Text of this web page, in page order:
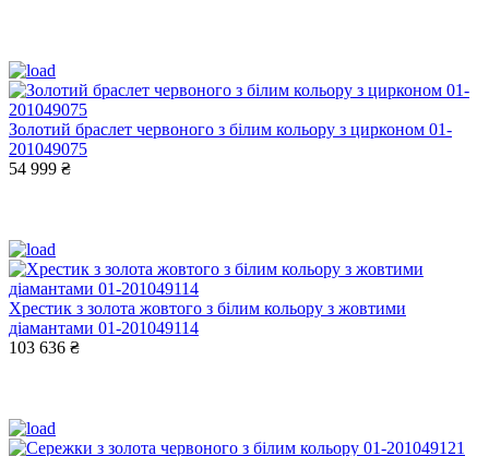
Золотий браслет червоного з білим кольору з цирконом 01-
201049075
54 999 ₴
Хрестик з золота жовтого з білим кольору з жовтими
діамантами 01-201049114
103 636 ₴